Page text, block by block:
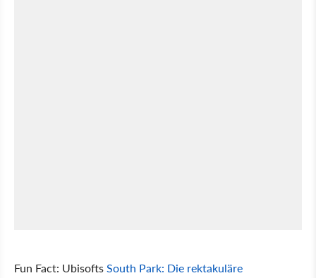
Fun Fact: UbisoftsSouth Park: Die rektakuläre